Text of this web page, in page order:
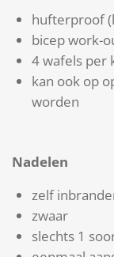
hufterproof
bicep work-
4 wafels per
kan ook op
worden
Nadelen
zelf
zwaar
slechts 1